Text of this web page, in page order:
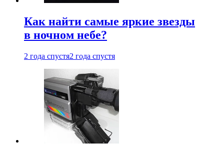
Как найти самые яркие звезды
в ночном небе?
2 года спустя2 года спустя